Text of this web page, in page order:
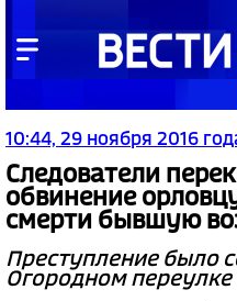
10:44, 29 ноября 2016
Следователи
обвинение
смерти бывшую
Преступление было
Огородном переулке